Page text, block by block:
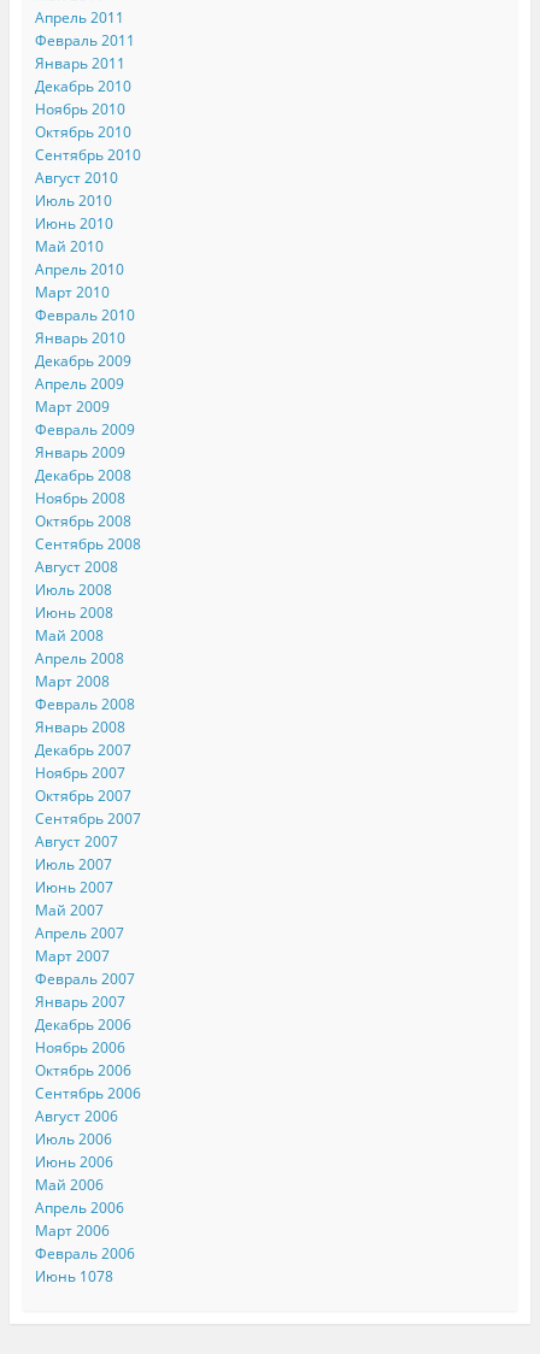
Апрель 2011
Февраль 2011
Январь 2011
Декабрь 2010
Ноябрь 2010
Октябрь 2010
Сентябрь 2010
Август 2010
Июль 2010
Июнь 2010
Май 2010
Апрель 2010
Март 2010
Февраль 2010
Январь 2010
Декабрь 2009
Апрель 2009
Март 2009
Февраль 2009
Январь 2009
Декабрь 2008
Ноябрь 2008
Октябрь 2008
Сентябрь 2008
Август 2008
Июль 2008
Июнь 2008
Май 2008
Апрель 2008
Март 2008
Февраль 2008
Январь 2008
Декабрь 2007
Ноябрь 2007
Октябрь 2007
Сентябрь 2007
Август 2007
Июль 2007
Июнь 2007
Май 2007
Апрель 2007
Март 2007
Февраль 2007
Январь 2007
Декабрь 2006
Ноябрь 2006
Октябрь 2006
Сентябрь 2006
Август 2006
Июль 2006
Июнь 2006
Май 2006
Апрель 2006
Март 2006
Февраль 2006
Июнь 1078